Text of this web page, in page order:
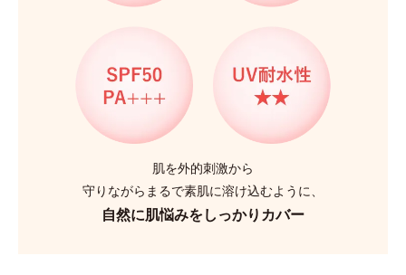
肌を外的刺激から
守りながらまるで素肌に溶け込むように、
自然に肌悩みをしっかりカバー